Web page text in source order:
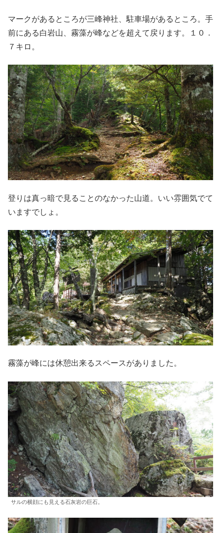
マークがあるところが三峰神社、駐車場があるところ。手
前にある白岩山、霧藻が峰などを超えて戻ります。１０．
７キロ。
登りは真っ暗で見ることのなかった山道。いい雰囲気でて
いますでしょ。
霧藻が峰には休憩出来るスペースがありました。
サルの横顔にも見える石灰岩の巨石。